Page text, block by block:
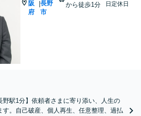
阪
府
|長野
市
から徒歩1分
日定休日
野駅1分】依頼者さまに寄り添い、人生の
す。自己破産、個人再生、任意整理、過払